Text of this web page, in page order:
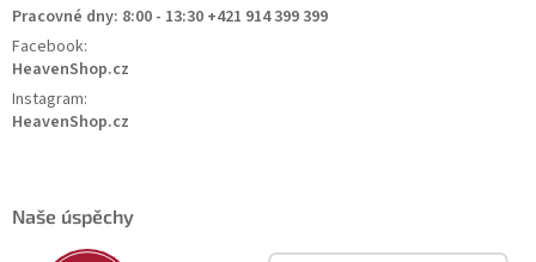
Pracovné dny: 8:00 - 13:30 +421 914 399 399
Facebook:
HeavenShop.cz
Instagram:
HeavenShop.cz
Naše úspěchy